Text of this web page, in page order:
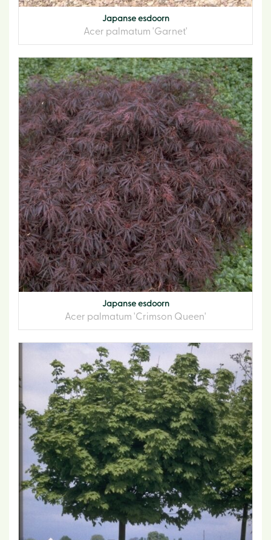
Japanse esdoorn
Acer palmatum 'Garnet'
Japanse esdoorn
Acer palmatum 'Crimson Queen'